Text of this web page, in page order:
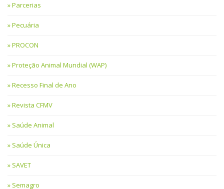
Parcerias
Pecuária
PROCON
Proteção Animal Mundial (WAP)
Recesso Final de Ano
Revista CFMV
Saúde Animal
Saúde Única
SAVET
Semagro